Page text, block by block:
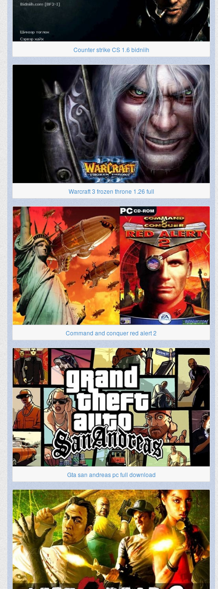
Counter strike CS 1.6 bidniih
Warcraft 3 frozen throne 1.26 full
Command and conquer red alert 2
Gta san andreas pc full download